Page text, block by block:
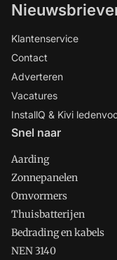
Klantenservice
Contact
Adverteren
Vacatures
InstallQ & Kivi
Snel naar
Aarding
Zonnepanelen
Omvormers
Thuisbatterijen
Bedrading en kabels
NEN 3140